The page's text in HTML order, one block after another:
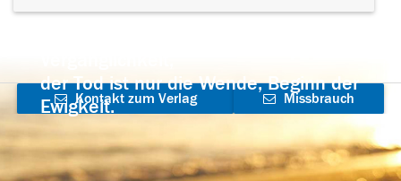
der Tod ist nur die Wende, Beginn der
Ewigkeit.
Kontakt zum Verlag
aufnehmen
Missbrauch